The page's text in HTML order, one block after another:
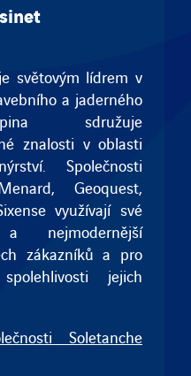
světovým lídrem v
a jaderného
sdružuje
znalosti v oblasti
Společnosti
,Geoquest,
využívají své
nejmodernější
zákazníků a pro
jejich
Soletanche